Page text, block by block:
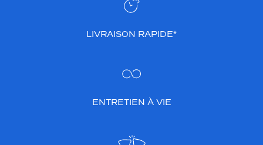
LIVRAISON RAPIDE*
ENTRETIEN À VIE